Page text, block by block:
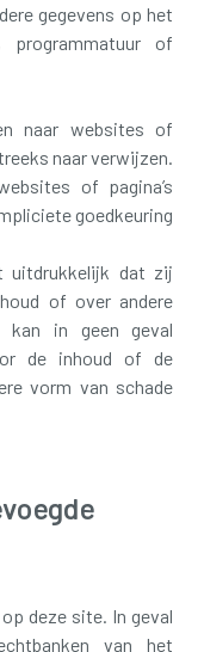
gegevens op het
programmatuur of
naar websites of
naar verwijzen.
of pagina’s
goedkeuring
uitdrukkelijk dat zij
of over andere
kan in geen geval
de inhoud of de
vorm van schade
deze site. In geval
van het